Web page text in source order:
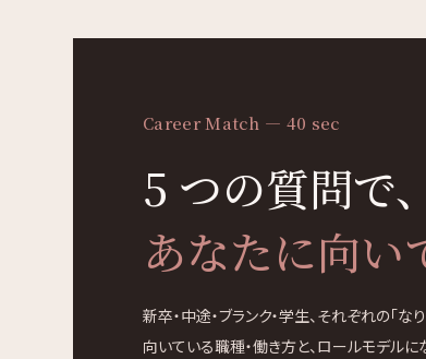
Career Match — 40 sec
5 つの質問で、
あなたに向い
新卒・中途・ブランク・学生、それぞれの「なり
向いている職種・働き方と、ロールモデル